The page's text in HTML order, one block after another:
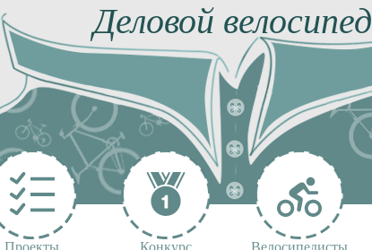
Деловой велосипед
Проекты Конкурс Велосипедисты